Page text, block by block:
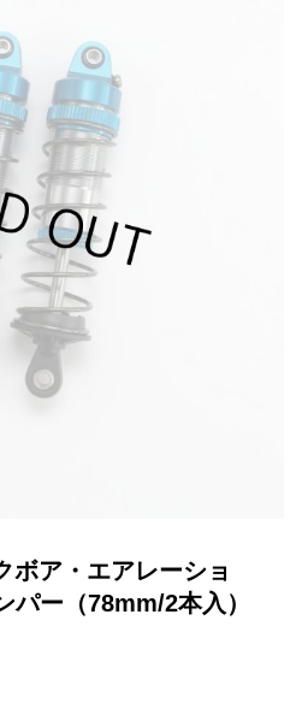
ボア・エアレーショ
パー（78mm/2本入）